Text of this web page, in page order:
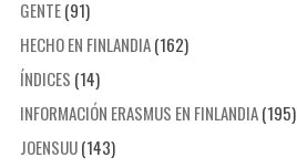
GENTE(91)
HECHO EN FINLANDIA(162)
ÍNDICES (14)
INFORMACIÓN ERASMUS EN FINLANDIA(195)
JOENSUU(143)